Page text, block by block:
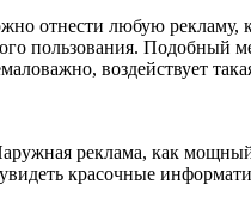
отнести любую рекламу,
пользования. Подобный
воздействует
красочные